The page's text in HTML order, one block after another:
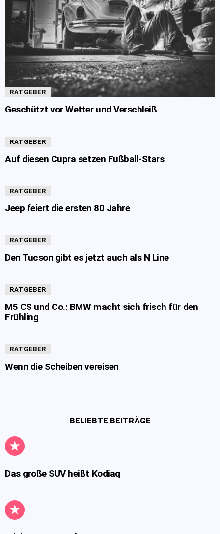
RATGEBER
Geschützt vor Wetter und Verschleiß
RATGEBER
Auf diesen Cupra setzen Fußball-Stars
RATGEBER
Jeep feiert die ersten 80 Jahre
RATGEBER
Den Tucson gibt es jetzt auch als N Line
RATGEBER
M5 CS und Co.: BMW macht sich frisch für den
Frühling
RATGEBER
Wenn die Scheiben vereisen
BELIEBTE BEITRÄGE
Das große SUV heißt Kodiaq